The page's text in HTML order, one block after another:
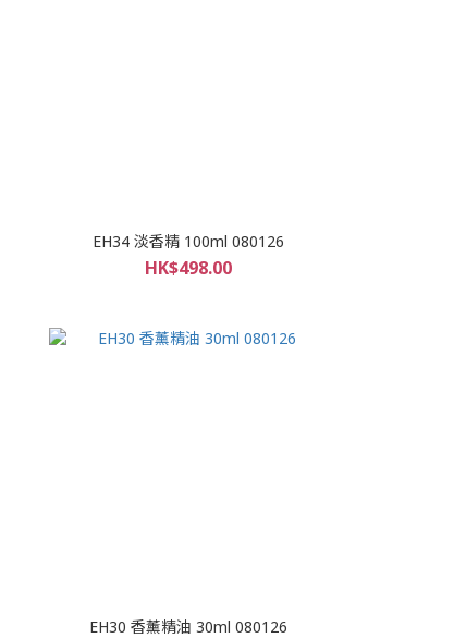
EH34 淡香精 100ml 080126
HK$498.00
EH30 香薰精油 30ml 080126